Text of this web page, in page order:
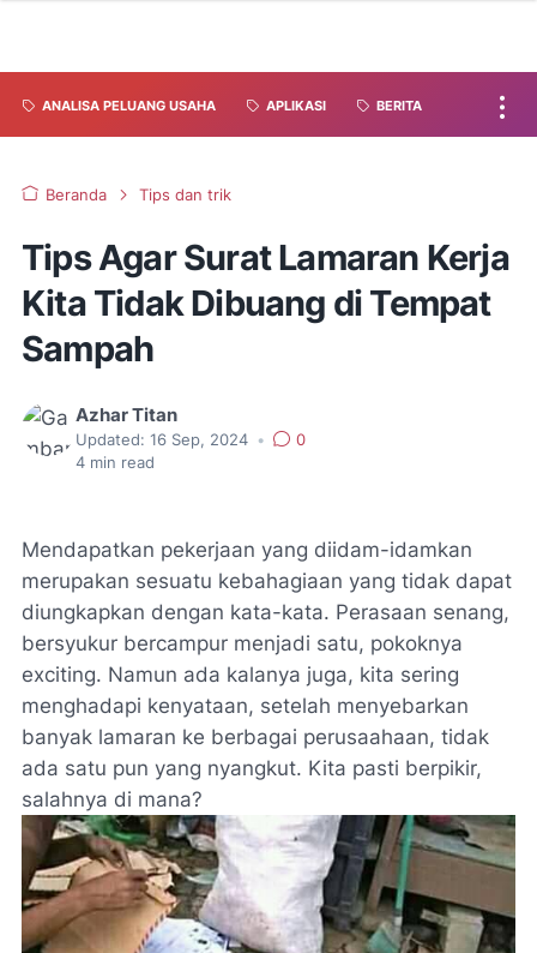
ANALISA PELUANG USAHA APLIKASI BERITA
Beranda Tips dan trik
Tips Agar Surat Lamaran Kerja
Kita Tidak Dibuang di Tempat
Sampah
Azhar Titan
Updated: 16 Sep, 2024 •
0
4 min read
Mendapatkan pekerjaan yang diidam-idamkan
merupakan sesuatu kebahagiaan yang tidak dapat
diungkapkan dengan kata-kata. Perasaan senang,
bersyukur bercampur menjadi satu, pokoknya
exciting. Namun ada kalanya juga, kita sering
menghadapi kenyataan, setelah menyebarkan
banyak lamaran ke berbagai perusaahaan, tidak
ada satu pun yang nyangkut. Kita pasti berpikir,
salahnya di mana?